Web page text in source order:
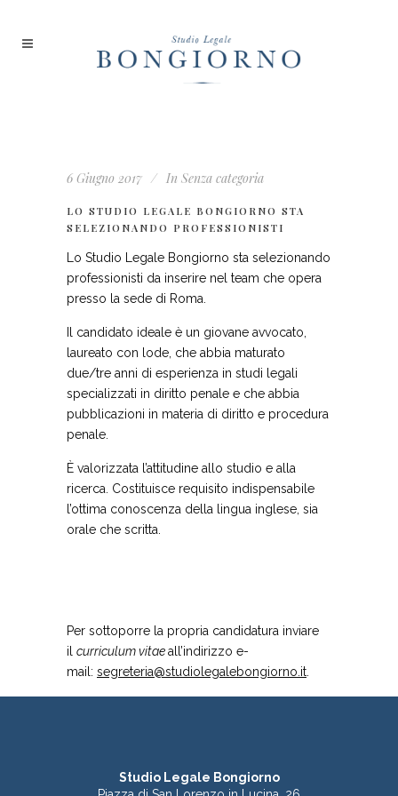
6 Giugno 2017 In Senza categoria
LO STUDIO LEGALE BONGIORNO STA
SELEZIONANDO PROFESSIONISTI
Lo Studio Legale Bongiorno sta selezionando
professionisti da inserire nel team che opera
presso la sede di Roma.
Il candidato ideale è un giovane avvocato,
laureato con lode, che abbia maturato
due/tre anni di esperienza in studi legali
specializzati in diritto penale e che abbia
pubblicazioni in materia di diritto e procedura
penale.
È valorizzata l’attitudine allo studio e alla
ricerca. Costituisce requisito indispensabile
l’ottima conoscenza della lingua inglese, sia
orale che scritta.
Per sottoporre la propria candidatura inviare
il curriculum vitaeall’indirizzo e-
mail: segreteria@studiolegalebongiorno.it
Studio Legale Bongiorno